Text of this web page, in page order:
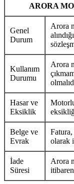
ARORA
Genel
Durum
Arora
Kullanım
Durumu
Arora
Hasar ve
Eksiklik
Belge ve
Evrak
olarak
İade
Süresi
Arora